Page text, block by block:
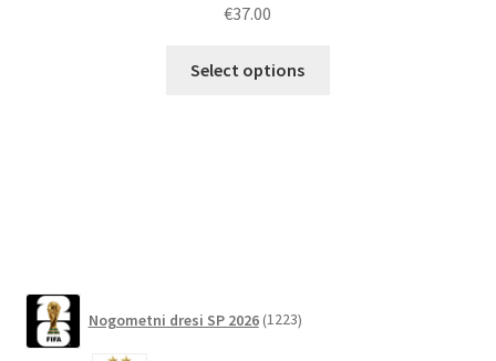
€37.00
Select options
Nogometni dresi SP 2026 1223izdelkov